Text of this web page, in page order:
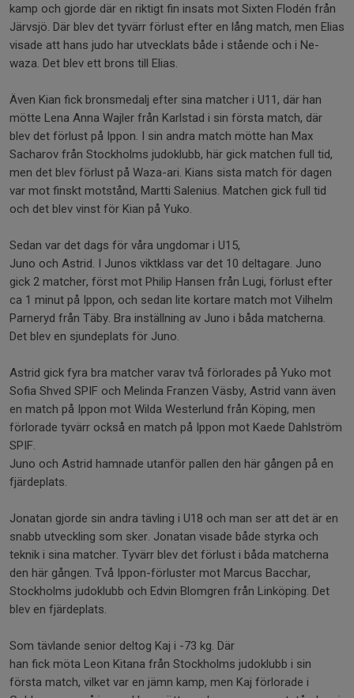
kamp och gjorde där en riktigt fin insats mot Sixten Flodén från
Järvsjö. Där blev det tyvärr förlust efter en lång match, men Elias
visade att hans judo har utvecklats både i stående och i Ne-
waza. Det blev ett brons till Elias.
Även Kian fick bronsmedalj efter sina matcher i U11, där han
mötte Lena Anna Wajler från Karlstad i sin första match, där
blev det förlust på Ippon. I sin andra match mötte han Max
Sacharov från Stockholms judoklubb, här gick matchen full tid,
men det blev förlust på Waza-ari. Kians sista match för dagen
var mot finskt motstånd, Martti Salenius. Matchen gick full tid
och det blev vinst för Kian på Yuko.
Sedan var det dags för våra ungdomar i U15,
Juno och Astrid. I Junos viktklass var det 10 deltagare. Juno
gick 2 matcher, först mot Philip Hansen från Lugi, förlust efter
ca 1 minut på Ippon, och sedan lite kortare match mot Vilhelm
Parneryd från Täby. Bra inställning av Juno i båda matcherna.
Det blev en sjundeplats för Juno.
Astrid gick fyra bra matcher varav två förlorades på Yuko mot
Sofia Shved SPIF och Melinda Franzen Väsby, Astrid vann även
en match på Ippon mot Wilda Westerlund från Köping, men
förlorade tyvärr också en match på Ippon mot Kaede Dahlström
SPIF.
Juno och Astrid hamnade utanför pallen den här gången på en
fjärdeplats.
Jonatan gjorde sin andra tävling i U18 och man ser att det är en
snabb utveckling som sker. Jonatan visade både styrka och
teknik i sina matcher. Tyvärr blev det förlust i båda matcherna
den här gången. Två Ippon-förluster mot Marcus Bacchar,
Stockholms judoklubb och Edvin Blomgren från Linköping. Det
blev en fjärdeplats.
Som tävlande senior deltog Kaj i -73 kg. Där
han fick möta Leon Kitana från Stockholms judoklubb i sin
första match, vilket var en jämn kamp, men Kaj förlorade i